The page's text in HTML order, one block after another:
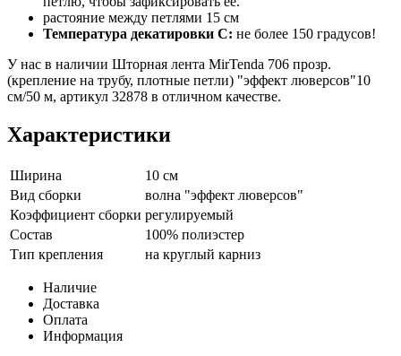
растояние между петлями 15 см
Температура декатировки С: не более 150 градусов!
У нас в наличии Шторная лента MirTenda 706 прозр.
(крепление на трубу, плотные петли) "эффект люверсов"10
см/50 м, артикул 32878 в отличном качестве.
Характеристики
Ширина
10 см
Вид сборки
волна "эффект люверсов"
Коэффициент сборки регулируемый
Состав
100% полиэстер
Тип крепления
на круглый карниз
Наличие
Доставка
Оплата
Информация